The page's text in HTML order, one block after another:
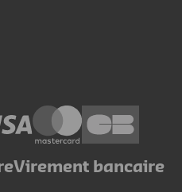
Virement bancaire